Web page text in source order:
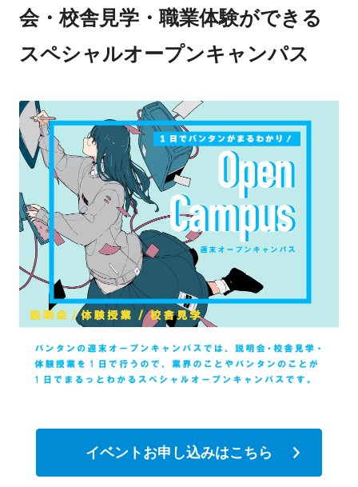
会・校舎見学・職業体験ができる
スペシャルオープンキャンパス
イベントお申し込みはこちら